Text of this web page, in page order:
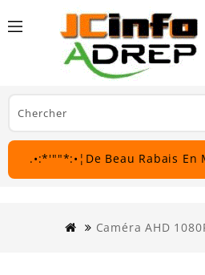
.•:*'""*:•¦De Beau Rabais En
Caméra AHD